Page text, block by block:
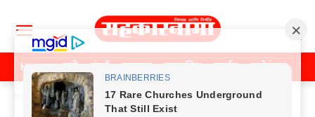
Home पुणे मुंबई महाराष्ट्र राजकीय क्राईम मनोरंजन
Home Previos News